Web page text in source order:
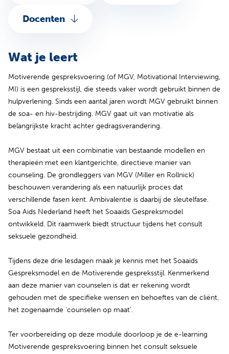
Docenten
Wat je leert
Motiverende gespreksvoering (of MGV, Motivational Interviewing,
MI) is een gespreksstijl, die steeds vaker wordt gebruikt binnen de
hulpverlening. Sinds een aantal jaren wordt MGV gebruikt binnen
de soa- en hiv-bestrijding. MGV gaat uit van motivatie als
belangrijkste kracht achter gedragsverandering.
MGV bestaat uit een combinatie van bestaande modellen en
therapieën met een klantgerichte, directieve manier van
counseling. De grondleggers van MGV (Miller en Rollnick)
beschouwen verandering als een natuurlijk proces dat
verschillende fasen kent. Ambivalentie is daarbij de sleutelfase.
Soa Aids Nederland heeft het Soaaids Gespreksmodel
ontwikkeld. Dit raamwerk biedt structuur tijdens het consult
seksuele gezondheid.
Tijdens deze drie lesdagen maak je kennis met het Soaaids
Gespreksmodel en de Motiverende gespreksstijl. Kenmerkend
aan deze manier van counselen is dat er rekening wordt
gehouden met de specifieke wensen en behoeftes van de cliënt,
het zogenaamde ‘counselen op maat’.
Ter voorbereiding op deze module doorloop je de e-learning
Motiverende gespreksvoering binnen het consult seksuele